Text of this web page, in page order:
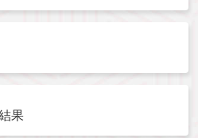
果